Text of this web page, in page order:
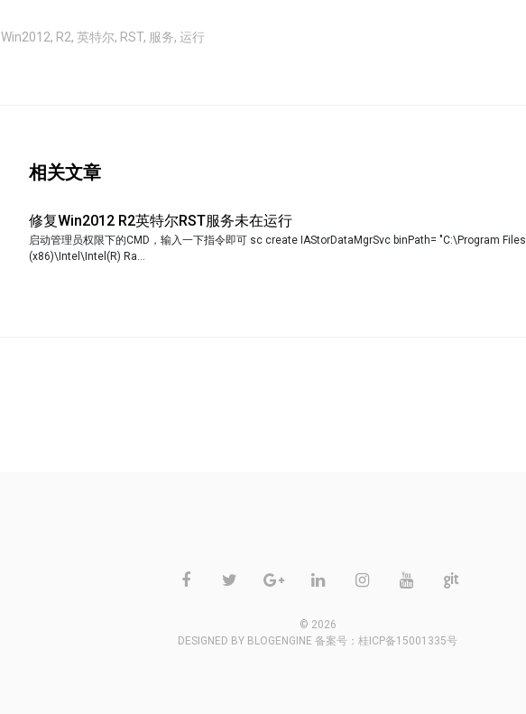
Win2012, R2, 英特尔, RST, 服务, 运行
相关文章
修复Win2012 R2英特尔RST服务未在运行
启动管理员权限下的CMD，输入一下指令即可 sc create IAStorDataMgrSvc binPath= "C:\Program Files
(x86)\Intel\Intel(R) Ra...
© 2026
DESIGNED BY BLOGENGINE 备案号： 桂ICP备15001335号